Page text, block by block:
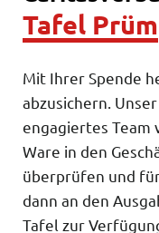
Tafel Prüm
Mit Ihrer Spende
abzusichern.
engagiertes Team
Ware in den
überprüfen und
dann an den
Tafel zur